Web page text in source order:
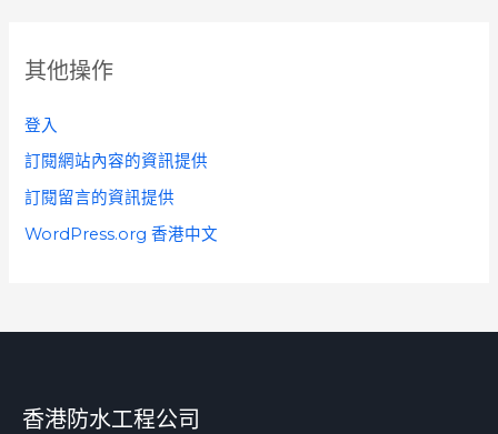
其他操作
登入
訂閱網站內容的資訊提供
訂閱留言的資訊提供
WordPress.org 香港中文
香港防水工程公司